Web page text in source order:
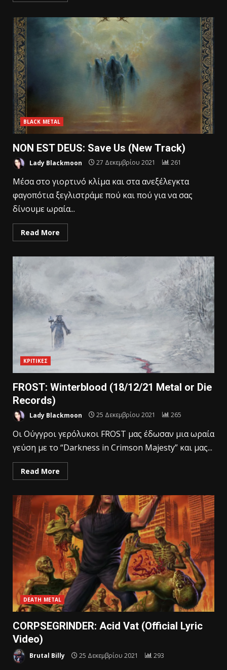
BLACK METAL
NON EST DEUS: Save Us (Νew Τrack)
Lady Blackmoon 27 Δεκεμβρίου 2021 261
Mέσα στο γιορτινό κλίμα και στα ανεξέλεγκτα
φαγοπότια ξεγλιστράμε πού και πού για να σας
δίνουμε ωραία...
Read More
ΚΡΙΤΙΚΕΣ
FROST: Winterblood (18/12/21 Metal or Die
Records)
Lady Blackmoon 25 Δεκεμβρίου 2021 265
Οι Ούγγροι γερόλυκοι FROST μας έδωσαν μια ωραία
γεύση με το “Darkness in Crimson Majesty” και μας...
Read More
DEATH METAL
CORPSEGRINDER: Acid Vat (Official Lyric
Video)
Brutal Billy 25 Δεκεμβρίου 2021 293